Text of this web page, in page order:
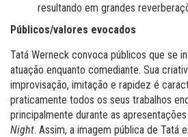
resultando em grandes
Públicos/valores evocados
Tatá Werneck convoca públicos que se
atuação enquanto comediante. Sua
improvisação, imitação e rapidez é
praticamente todos os seus trabalhos
principalmente durante as
Night. Assim, a imagem pública de Tatá